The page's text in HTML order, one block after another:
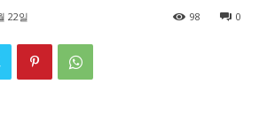
22일 0
98